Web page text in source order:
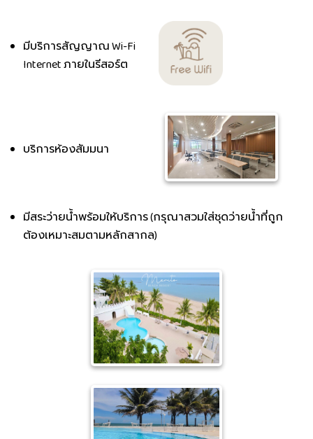
มีบริการสัญญาณ Wi-Fi
Internet ภายในรีสอร์ต
บริการห้องสัมมนา
มีสระว่ายน้ำพร้อมให้บริการ (กรุณาสวมใส่ชุดว่ายน้ำที่ถูก
ต้องเหมาะสมตามหลักสากล)